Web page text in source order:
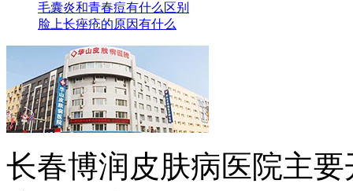
毛囊炎和青春痘有什么区别
脸上长痤疮的原因有什么
长春博润皮肤病医院主